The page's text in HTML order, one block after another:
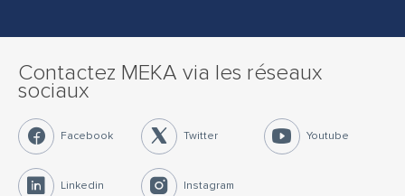
Contactez MEKA via les réseaux
sociaux
Facebook Twitter Youtube
Linkedin Instagram